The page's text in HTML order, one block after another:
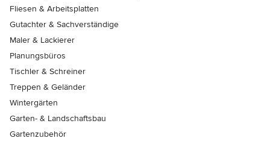
Fliesen & Arbeitsplatten
Gutachter & Sachverständige
Maler & Lackierer
Planungsbüros
Tischler & Schreiner
Treppen & Geländer
Wintergärten
Garten- & Landschaftsbau
Gartenzubehör